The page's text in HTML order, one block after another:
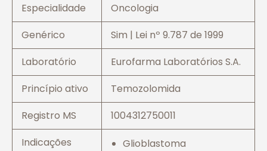
Especialidade
Oncologia
Genérico
Sim | Lei nº 9.787 de 1999
Laboratório
Eurofarma Laboratórios S.A.
Princípio ativo
Temozolomida
Registro MS
1004312750011
Indicações
Glioblastoma